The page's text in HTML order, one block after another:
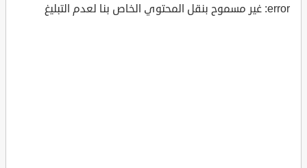
error: غير مسموح بنقل المحتوي الخاص بنا لعدم التبليغ